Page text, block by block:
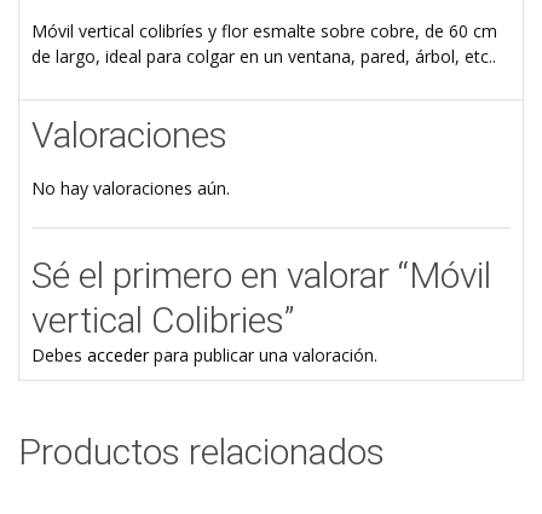
Móvil vertical colibríes y flor esmalte sobre cobre, de 60 cm
de largo, ideal para colgar en un ventana, pared, árbol, etc..
Valoraciones
No hay valoraciones aún.
Sé el primero en valorar “Móvil
vertical Colibries”
Debes accederpara publicar una valoración.
Productos relacionados